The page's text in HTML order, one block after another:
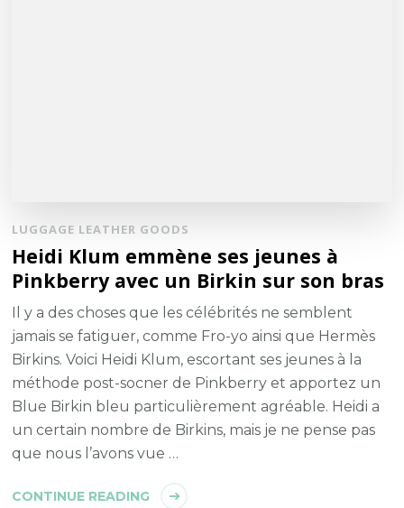
LUGGAGE LEATHER GOODS
Heidi Klum emmène ses jeunes à
Pinkberry avec un Birkin sur son bras
Il y a des choses que les célébrités ne semblent
jamais se fatiguer, comme Fro-yo ainsi que Hermès
Birkins. Voici Heidi Klum, escortant ses jeunes à la
méthode post-socner de Pinkberry et apportez un
Blue Birkin bleu particulièrement agréable. Heidi a
un certain nombre de Birkins, mais je ne pense pas
que nous l’avons vue …
CONTINUE READING